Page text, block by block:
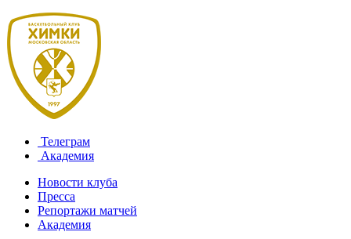
Телеграм
Академия
Новости клуба
Пресса
Репортажи матчей
Академия